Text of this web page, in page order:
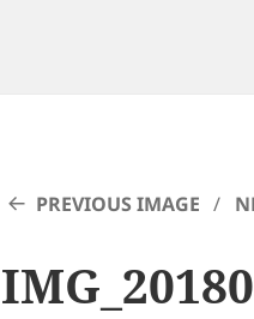
PREVIOUS IMAGE